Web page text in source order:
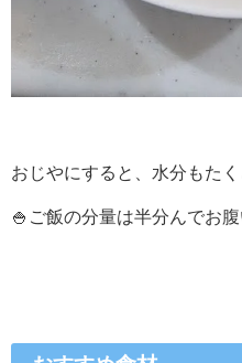
おじやにすると、水分もた
🍚ご飯の分量は半分んでお